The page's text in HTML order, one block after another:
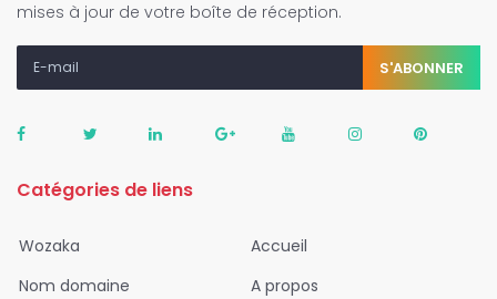
mises à jour de votre boîte de réception.
S'ABONNER
Catégories de liens
Wozaka
Accueil
Nom domaine
A propos